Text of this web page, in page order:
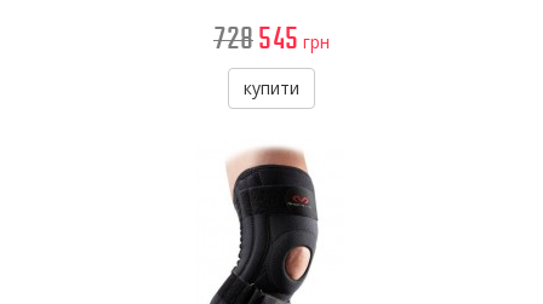
728545 грн
купити